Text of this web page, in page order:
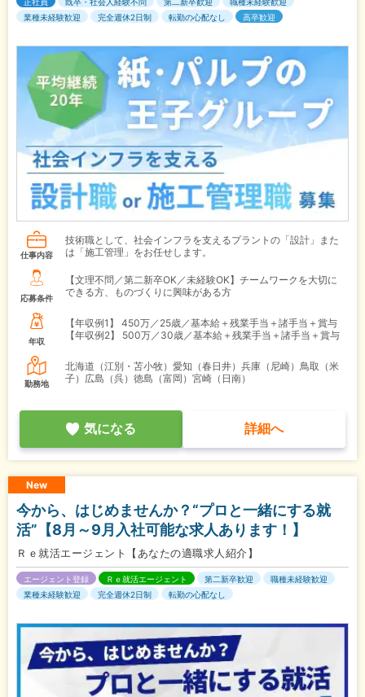
業種未経験歓迎
完全週休2日制 転勤の心配なし 高卒歓迎
仕事内容
技術職として、社会インフラを支えるプラントの「設計」また
は「施工管理」をお任せします。
応募条件
【文理不問／第二新卒OK／未経験OK】チームワークを大切に
できる方、ものづくりに興味がある方
年収
【年収例1】
450万／25歳／基本給＋残業手当＋諸手当＋賞与
【年収例2】
500万／30歳／基本給＋残業手当＋諸手当＋賞与
勤務地
北海道（江別・苫小牧）愛知（春日井）兵庫（尼崎）鳥取（米
子）広島（呉）徳島（富岡）宮崎（日南）
気になる 詳細へ
New
今から、はじめませんか？“プロと一緒にする就
活”【8月～9月入社可能な求人あります！】
Ｒｅ就活エージェント【あなたの適職求人紹介】
エージェント登録 Ｒｅ就活エージェント 第二新卒歓迎
職種未経験歓迎
業種未経験歓迎
完全週休2日制 転勤の心配なし